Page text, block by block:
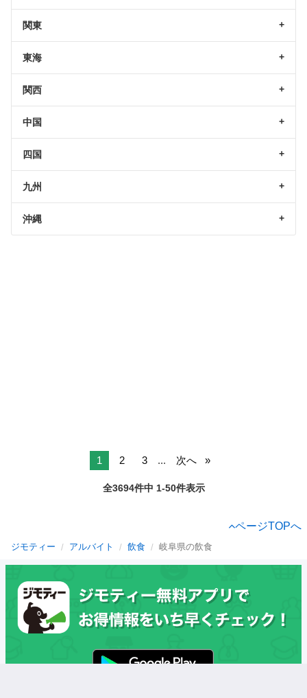
関東
東海
関西
中国
四国
九州
沖縄
1 2 3 ... 次へ
全3694件中 1-50件表示
ページTOPへ
ジモティー アルバイト 飲食 岐阜県の飲食